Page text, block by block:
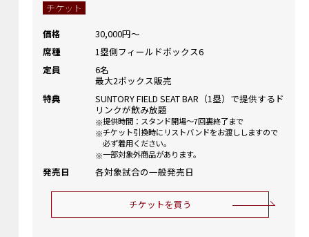
チケット
価格
30,000円～
席種
1塁側フィールドボックス6
定員
6名
最大2ボックス販売
特典
SUNTORY FIELD SEAT BAR（1塁）で提供するド
リンクが飲み放題
提供時間：スタンド開場～7回裏終了まで
チケット引換時にリストバンドをお渡ししますので
必ず着用ください。
一部対象外商品があります。
発売日 各対象試合の一般発売日
チケットを買う